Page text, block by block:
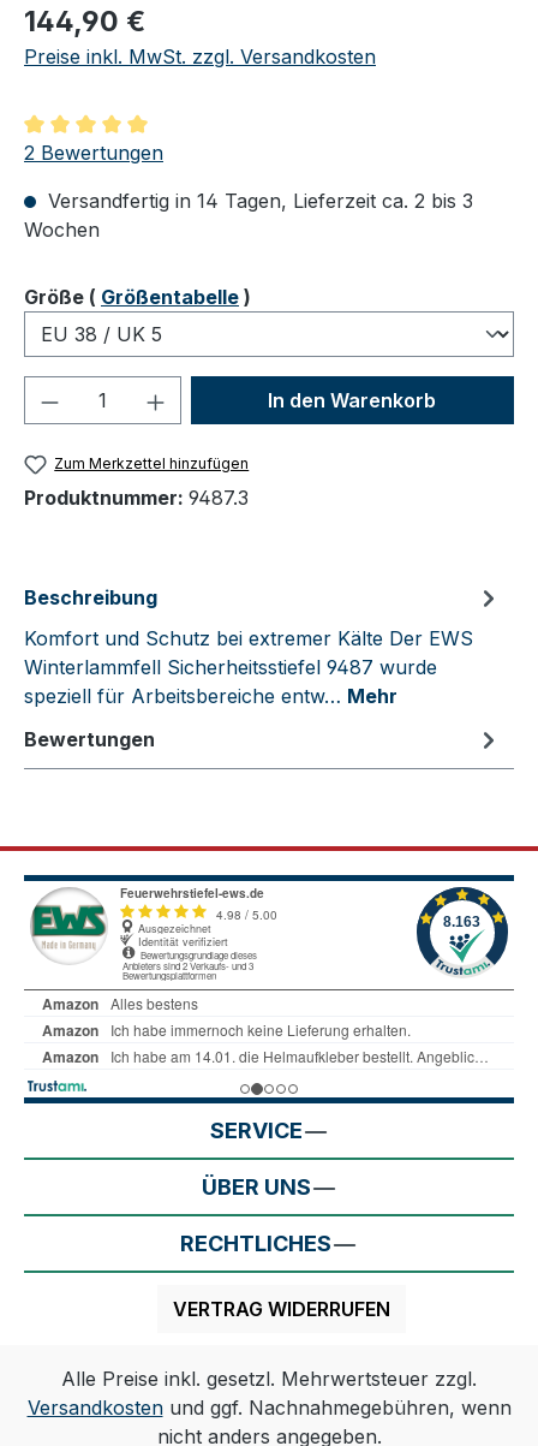
Regulärer Preis:
144,90 €
Preise inkl. MwSt. zzgl. Versandkosten
Durchschnittliche Bewertung von 5 von 5 Sternen
2 Bewertungen
Versandfertig in 14 Tagen, Lieferzeit ca. 2 bis 3
Wochen
Größeauswählen
( Größentabelle )
Produkt Anzahl: Gib denIn den Warenkorb
Zum Merkzettel hinzufügen
Produktnummer: 9487.3
Beschreibung
Komfort und Schutz bei extremer Kälte Der EWS
Winterlammfell Sicherheitsstiefel 9487 wurde
speziell für Arbeitsbereiche entw… Mehr
Bewertungen
SERVICE
ÜBER UNS
RECHTLICHES
VERTRAG WIDERRUFEN
Alle Preise inkl. gesetzl. Mehrwertsteuer zzgl.
Versandkostenund ggf. Nachnahmegebühren, wenn
nicht anders angegeben.